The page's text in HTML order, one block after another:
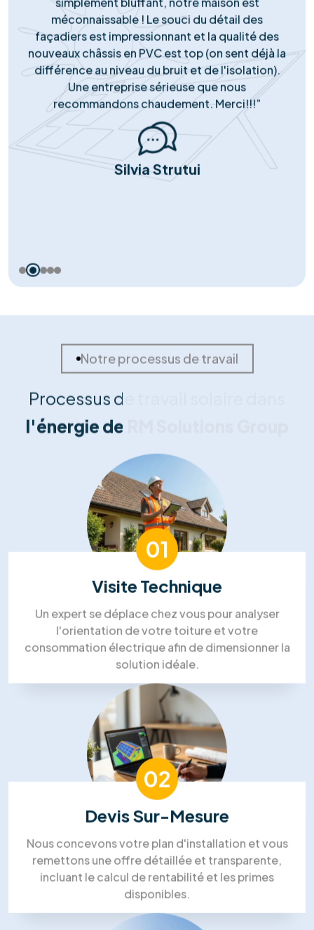
installons exclusivement des panneaux et onduleurs de
marques Tier-1, reconnus pour leur rendement
supérieur et leur longévité garantie.
Support Réactif
Notre engagement ne s'arrête pas à la pose. Notre
service client local est disponible pour répondre à
toutes vos questions, gérer le service après-vente et
assurer le monitoring de votre installation.
Nos témoignages
Nos clients nous font part de
commentaires positifs
Silvia Strutui
Nous avons choisi RM Solutions
“Isolation des combles, panneaux solaires et
PAC. Ils ont coordonné tous les corps de métier,
ce qui a été un vrai soulagement. Le chef de
projet était très disponible. Un gros
investissement, mais nous sommes confiants
pour les économies futures.”
Zoe Pelletier
Steven Bruce